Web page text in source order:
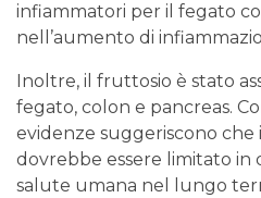
infiammatori per il fegato
nell’aumento di
Inoltre, il fruttosio è stato
fegato, colon e pancreas.
evidenze suggeriscono
dovrebbe essere limitato in
salute umana nel lungo